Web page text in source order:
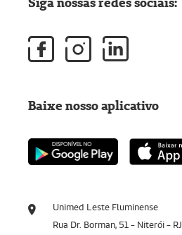
Unimed Leste Fluminense
Rua Dr. Borman, 51 - Niterói - RJ
Baixe nosso aplicativo